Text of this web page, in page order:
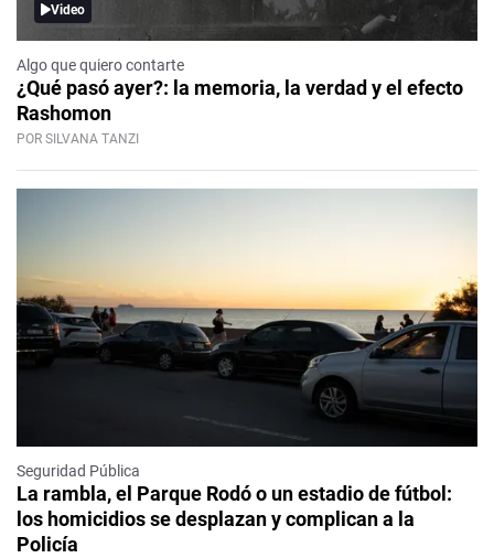
Video
Algo que quiero contarte
¿Qué pasó ayer?: la memoria, la verdad y el efecto
Rashomon
POR SILVANA TANZI
Seguridad Pública
La rambla, el Parque Rodó o un estadio de fútbol:
los homicidios se desplazan y complican a la
Policía